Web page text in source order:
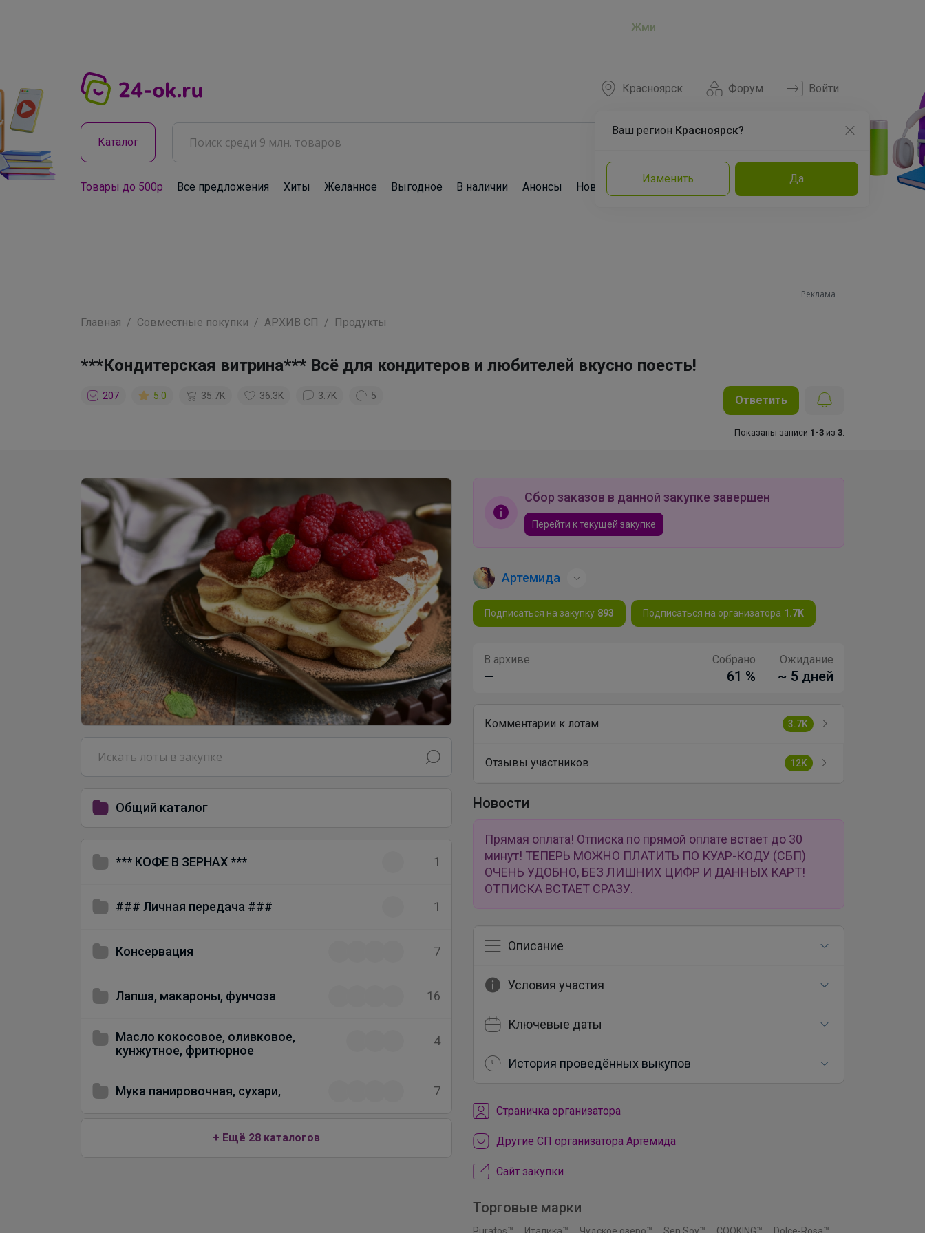
Жми
Форум
Красноярск
Ваш регион Красноярск?
Изменить Да
Войти
Каталог
Товары до 500р Все предложения Хиты Желанное Выгодное В наличии Анонсы Новости Команда Эксперты
Реклама
Главная Совместные покупки АРХИВ СП Продукты
***Кондитерская витрина*** Всё для кондитеров и любителей вкусно поесть!
207 5.0 35.7K 36.3K 3.7K 5 Ответить
Показаны записи 1-3 из 3
Общий каталог
*** КОФЕ В ЗЕРНАХ *** 1
### Личная передача ### 1
Консервация 7
Лапша, макароны, фунчоза 16
Масло кокосовое, оливковое,
кунжутное, фритюрное
4
Мука панировочная, сухари, 7
+ Ещё 28 каталогов
Сбор заказов в данной закупке завершен
Перейти к текущей закупке
Артемида
Подписаться на закупку 893 Подписаться на организатора 1.7K
В архиве
—
Собрано
61 %
Ожидание
~ 5 дней
Комментарии к лотам 3.7K
Отзывы участников 12K
Новости
Прямая оплата! Отписка по прямой оплате встает до 30
минут! ТЕПЕРЬ МОЖНО ПЛАТИТЬ ПО КУАР-КОДУ (СБП)
ОЧЕНЬ УДОБНО, БЕЗ ЛИШНИХ ЦИФР И ДАННЫХ КАРТ!
ОТПИСКА ВСТАЕТ СРАЗУ.
Описание
Условия участия
Ключевые даты
История проведённых выкупов
Cтраничка организатора
Другие СП организатора Артемида
Сайт закупки
Торговые марки